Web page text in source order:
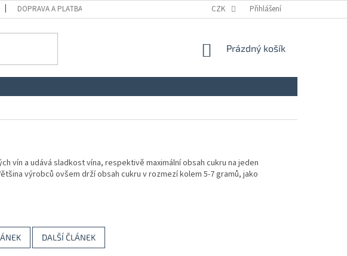
DOPRAVA A PLATBA ZÁSADY ZPRACOVÁNÍ A
CZK Přihlášení
NÁKUPNÍ
Prázdný košík
vín a udává sladkost vína, respektivě maximální obsah cukru na jeden
výrobců ovšem drží obsah cukru v rozmezí kolem 5-7 gramů, jako
DALŠÍ ČLÁNEK